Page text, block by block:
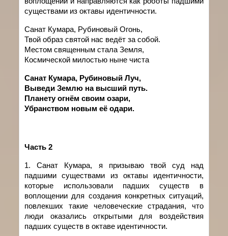
существами из октавы идентичности.
Санат Кумара, Рубиновый Огонь,
Твой образ святой нас ведёт за собой.
Местом священным стала Земля,
Космической милостью ныне чиста
Санат Кумара, Рубиновый Луч,
Выведи Землю на высший путь.
Планету огнём своим озари,
Убранством новым её одари.
Часть 2
1. Санат Кумара, я призываю твой
суд над
падшими существами
из октавы идентичности,
которые использовали падших существ в
воплощении для создания конкретных ситуаций,
повлекших такие человеческие страдания, что
люди оказались открытыми для воздействия
падших существ в октаве идентичности.